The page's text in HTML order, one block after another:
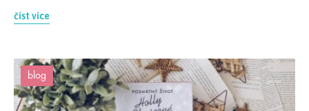
číst více
blog